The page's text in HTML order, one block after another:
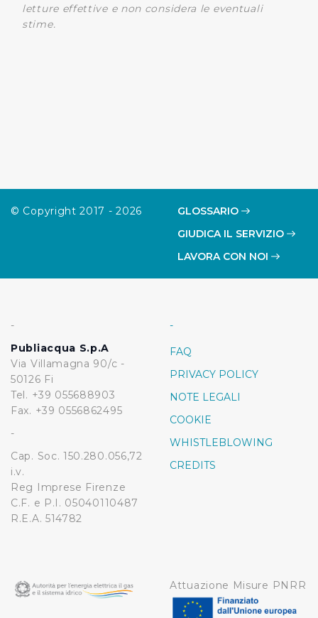
letture effettive e non considera le eventuali
stime.
© Copyright 2017 - 2026
GLOSSARIO
GIUDICA IL SERVIZIO
LAVORA CON NOI
-
Publiacqua S.p.A
Via Villamagna 90/c -
50126 Fi
Tel. +39 055688903
Fax. +39 0556862495
-
Cap. Soc. 150.280.056,72
i.v.
Reg Imprese Firenze
C.F. e P.I. 05040110487
R.E.A. 514782
-
FAQ
PRIVACY POLICY
NOTE LEGALI
COOKIE
WHISTLEBLOWING
CREDITS
Attuazione Misure PNRR